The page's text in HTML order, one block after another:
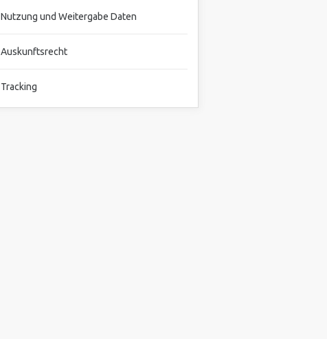
Nutzung und Weitergabe Daten
Auskunftsrecht
Tracking